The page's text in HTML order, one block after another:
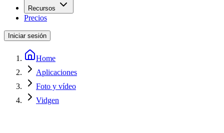
Recursos
Precios
Iniciar sesión
Home
Aplicaciones
Foto y vídeo
Vidgen